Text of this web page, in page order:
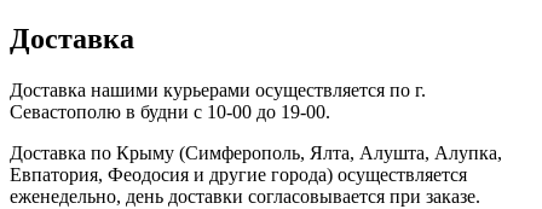
Доставка
Доставка нашими курьерами осуществляется по г.
Севастополю в будни с 10-00 до 19-00.
Доставка по Крыму (Симферополь, Ялта, Алушта, Алупка,
Евпатория, Феодосия и другие города) осуществляется
еженедельно, день доставки согласовывается при заказе.